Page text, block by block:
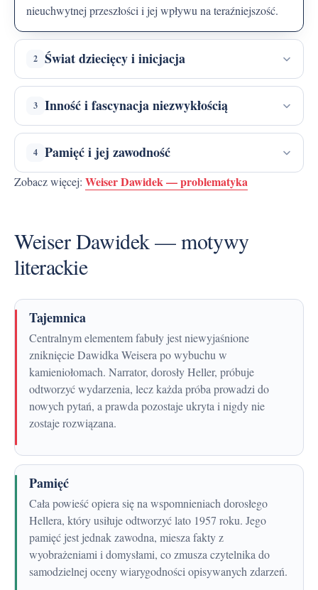
nieuchwytnej przeszłości i jej wpływu na teraźniejszość.
2 Świat dziecięcy i inicjacja
3 Inność i fascynacja niezwykłością
4 Pamięć i jej zawodność
Zobacz więcej: Weiser Dawidek — problematyka
Weiser Dawidek — motywy
literackie
Tajemnica
Centralnym elementem fabuły jest niewyjaśnione
zniknięcie Dawidka Weisera po wybuchu w
kamieniołomach. Narrator, dorosły Heller, próbuje
odtworzyć wydarzenia, lecz każda próba prowadzi do
nowych pytań, a prawda pozostaje ukryta i nigdy nie
zostaje rozwiązana.
Pamięć
Cała powieść opiera się na wspomnieniach dorosłego
Hellera, który usiłuje odtworzyć lato 1957 roku. Jego
pamięć jest jednak zawodna, miesza fakty z
wyobrażeniami i domysłami, co zmusza czytelnika do
samodzielnej oceny wiarygodności opisywanych zdarzeń.